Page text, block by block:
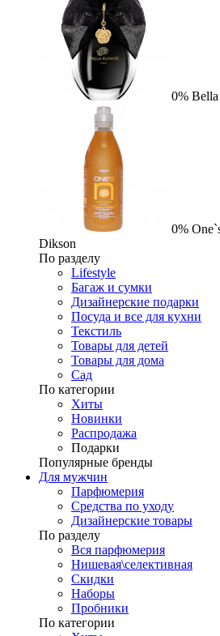
0%
0%
Dikson
По разделу
Lifestyle
Багаж и сумки
Дизайнерские подарки
Посуда и все для кухни
Текстиль
Товары для детей
Товары для дома
Сад
По категории
Хиты
Новинки
Распродажа
Подарки
Популярные бренды
Для мужчин
Парфюмерия
Средства по уходу
Дизайнерские товары
По разделу
Вся парфюмерия
Нишевая\селективная
Скидки
Наборы
Пробники
По категории